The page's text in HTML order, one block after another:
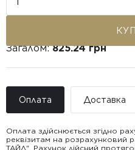
Загалом:825.24 грн
Оплата Доставка
Оплата здійснюється згідно
реквізитам на розрахунковий
ТАЙЛ". Рахунок дійсний